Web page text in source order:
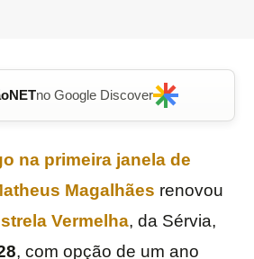
no Google Discover
na primeira janela de
Magalhães renovou
Vermelha, da Sérvia,
, com opção de um ano